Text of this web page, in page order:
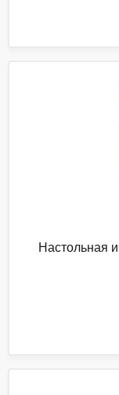
Настольная